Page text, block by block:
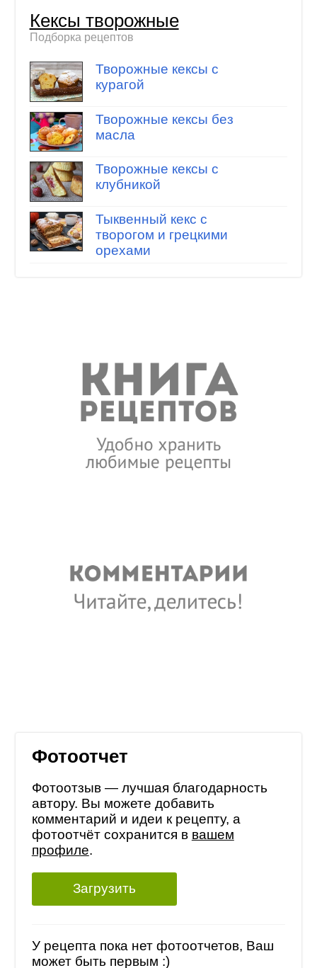
Кексы творожные
Подборка рецептов
Творожные кексы с
курагой
Творожные кексы без
масла
Творожные кексы с
клубникой
Тыквенный кекс с
творогом и грецкими
орехами
Фотоотчет
Фотоотзыв — лучшая благодарность
автору. Вы можете добавить
комментарий и идеи к рецепту, а
фотоотчёт сохранится в вашем
профиле.
Загрузить
У рецепта пока нет фотоотчетов, Ваш
может быть первым :)